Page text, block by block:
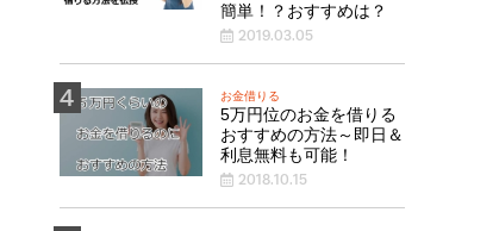
簡単！？おすすめは？
2019.03.05
お金借りる
5万円位のお金を借りる
おすすめの方法～即日＆
利息無料も可能！
2018.10.15